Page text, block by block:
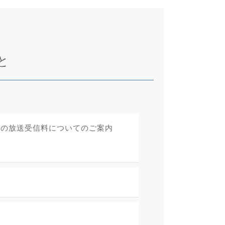
放送受信料についてのご案内